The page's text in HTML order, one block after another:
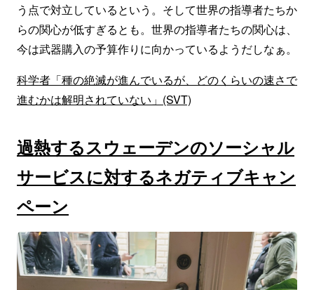
う点で対立しているという。そして世界の指導者たちか
らの関心が低すぎるとも。世界の指導者たちの関心は、
今は武器購入の予算作りに向かっているようだしなぁ。
科学者「種の絶滅が進んでいるが、どのくらいの速さで
進むかは解明されていない」(SVT)
過熱するスウェーデンのソーシャル
サービスに対するネガティブキャン
ペーン